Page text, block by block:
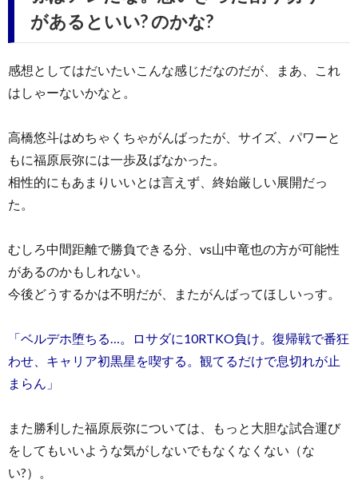
があるといい? のかな?
感想としてはだいたいこんな感じだなのだが、まあ、これ
はしゃーないかなと。
高橋悠斗はめちゃくちゃがんばったが、サイズ、パワーと
もに福原辰弥には一歩及ばなかった。
相性的にもあまりいいとは言えず、終始厳しい展開だっ
た。
むしろ中間距離で勝負できる分、vs山中竜也の方が可能性
があるのかもしれない。
今後どうするかは不明だが、またがんばってほしいっす。
「ベルデホ堕ちる…。ロサダに10RTKO負け。復帰戦で番狂
わせ、キャリア初黒星を喫する。観てるだけで息切れが止
まらん」
また勝利した福原辰弥については、もっと大胆な試合運び
をしてもいいような気がしないでもなくなくない（な
い?）。